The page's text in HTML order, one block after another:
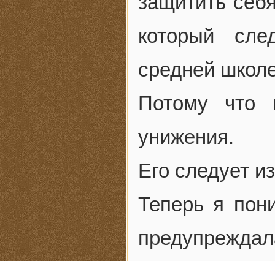
который
средней
Потому что
унижения.
Его следует
Теперь я